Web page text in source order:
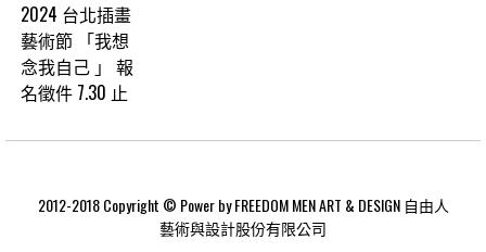
2024 台北插畫
藝術節 「我想
念我自己 」 報
名徵件 7.30 止
2012-2018 Copyright © Power by FREEDOM MEN ART & DESIGN 自由人
藝術與設計股份有限公司